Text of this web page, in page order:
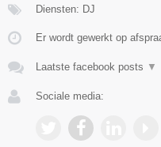
Diensten: DJ
Er wordt gewerkt op
Laatste facebook posts ▼
Sociale media: